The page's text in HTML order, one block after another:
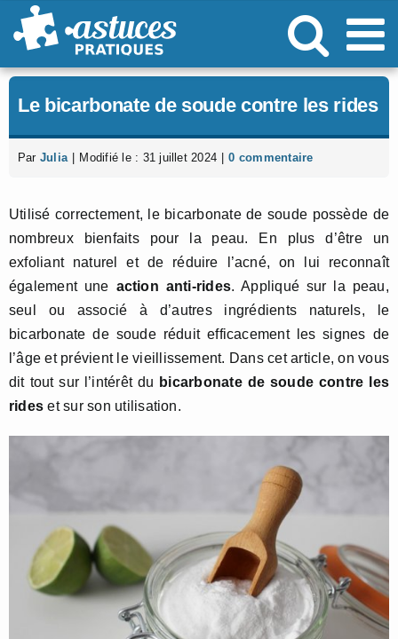
Passer
au
Le bicarbonate de soude contre les rides
Par Julia Modifié le : 31 juillet 2024 0 commentaire
Utilisé correctement, le bicarbonate de soude possède de
nombreux bienfaits pour la peau. En plus d’être un
exfoliant naturel et de réduire l’acné, on lui reconnaît
également une action anti-rides. Appliqué sur la peau,
seul ou associé à d’autres ingrédients naturels, le
bicarbonate de soude réduit efficacement les signes de
l’âge et prévient le vieillissement. Dans cet article, on vous
dit tout sur l’intérêt du bicarbonate de soude contre les
rides et sur son utilisation.